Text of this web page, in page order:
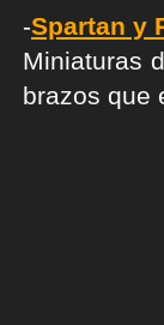
-Spartan y
Miniaturas
brazos que